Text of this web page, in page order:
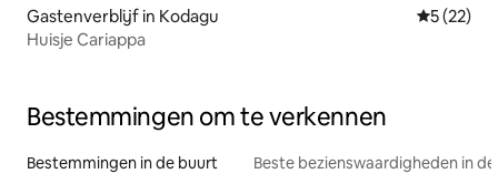
Gastenverblijf in Kodagu
5 (22)
Huisje Cariappa
Bestemmingen om te verkennen
Bestemmingen in de buurt Beste bezienswaardigheden in